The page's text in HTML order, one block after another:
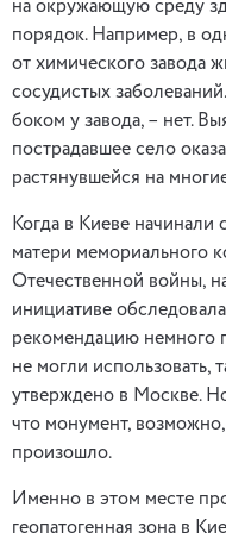
на окружающую среду
порядок. Например, в
от химического завода
сосудистых
боком у завода, – нет.
пострадавшее село
растянувшейся на
Когда в Киеве
матери мемориального
Отечественной войны,
инициативе
рекомендацию немного
не могли использовать,
утверждено в Москве.
что монумент,
произошло.
Именно в этом месте
геопатогенная зона в